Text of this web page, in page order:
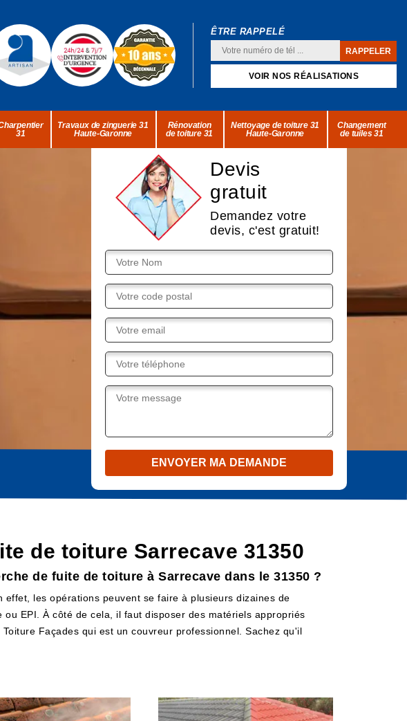
ÊTRE RAPPELÉ
VOIR NOS RÉALISATIONS
31
Travaux de zinguerie 31
Haute-Garonne
Rénovation
de toiture 31
Nettoyage de toiture 31
Haute-Garonne
Changement
de tuiles 31
Devis
gratuit
Demandez votre
devis, c'est gratuit!
de toiture Sarrecave 31350
de fuite de toiture à Sarrecave dans le 31350 ?
les opérations peuvent se faire à plusieurs dizaines de
EPI. À côté de cela, il faut disposer des matériels appropriés
Façades qui est un couvreur professionnel. Sachez qu'il